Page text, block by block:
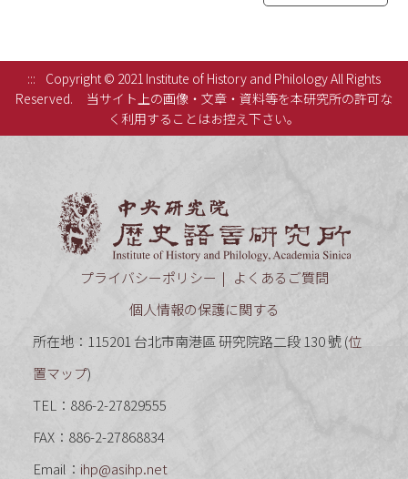
:::
Copyright © 2021 Institute of History and Philology All Rights
Reserved.
当サイト上の画像・文章・資料等を本研究所の許可な
く利用することはお控え下さい。
プライバシーポリシー
よくあるご質問
個人情報の保護に関する
所在地：115201 台北市南港區 研究院路二段 130 號 (位
置マップ)
TEL：886-2-27829555
FAX：886-2-27868834
Email： ihp@asihp.net